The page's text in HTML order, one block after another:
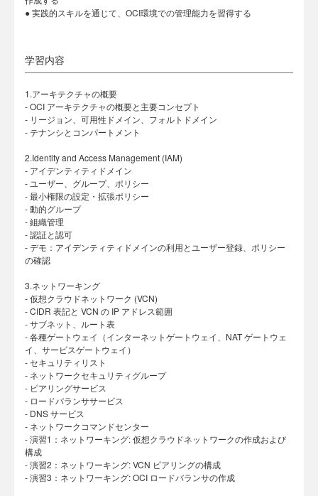
● 実践的スキルを通じて、OCI環境での管理能力を習得する
学習内容
1.アーキテクチャの概要
- OCI アーキテクチャの概要と主要コンセプト
- リージョン、可用性ドメイン、フォルトドメイン
- テナンシとコンパートメント
2.Identity and Access Management (IAM)
- アイデンティティドメイン
- ユーザー、グループ、ポリシー
- 最小権限の設定・拡張ポリシー
- 動的グループ
- 組織管理
- 認証と認可
- デモ：アイデンティティドメインの利用とユーザー登録、ポリシー
の確認
3.ネットワーキング
- 仮想クラウドネットワーク (VCN)
- CIDR 表記と VCN の IP アドレス範囲
- サブネット、ルート表
- 各種ゲートウェイ（インターネットゲートウェイ、NAT ゲートウェ
イ、サービスゲートウェイ）
- セキュリティリスト
- ネットワークセキュリティグループ
- ピアリングサービス
- ロードバランササービス
- DNS サービス
- ネットワークコマンドセンター
- 演習1：ネットワーキング: 仮想クラウドネットワークの作成および
構成
- 演習2：ネットワーキング: VCN ピアリングの構成
- 演習3：ネットワーキング: OCI ロードバランサの作成